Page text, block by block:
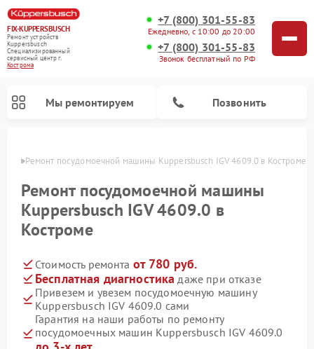
FIX-KUPPERSBUSCH
Ремонт устройств
Kuppersbusch
Специализированный
cервисный центр г.
Кострома
+7 (800) 301-55-83
Ежедневно, с 10:00 до 20:00
+7 (800) 301-55-83
Звонок бесплатный по РФ
Мы ремонтируем Позвонить
Ремонт посудомоечной машины Kuppersbusch IGV 4609.0 в Костроме
Ремонт посудомоечной машины
Kuppersbusch IGV 4609.0 в
Костроме
Стоимость ремонта от 780 руб.
Бесплатная диагностика даже при отказе
Привезем и увезем посудомоечную машину
Kuppersbusch IGV 4609.0 сами
Гарантия на наши работы по ремонту
посудомоечных машин Kuppersbusch IGV 4609.0